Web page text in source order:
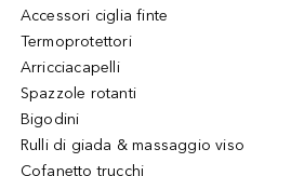
Accessori ciglia finte
Termoprotettori
Arricciacapelli
Spazzole rotanti
Bigodini
Rulli di giada & massaggio viso
Cofanetto trucchi